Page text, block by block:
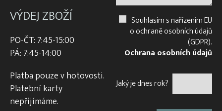
VÝDEJ ZBOŽÍ
PO-ČT: 7:45-15:00
PÁ: 7:45-14:00
Platba pouze v hotovosti.
Platební karty
nepřijímáme.
Souhlasím s nařízením EU
o ochraně osobních údajů
(GDPR).
Ochrana osobních údajů
Jaký je dnes rok?